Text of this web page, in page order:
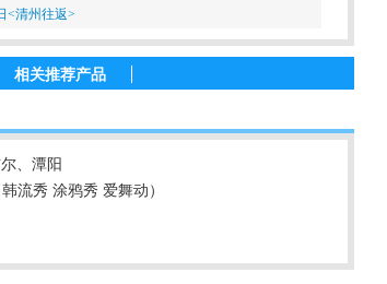
<清州往返>
相关推荐产品
、潭阳
流秀 涂鸦秀 爱舞动）